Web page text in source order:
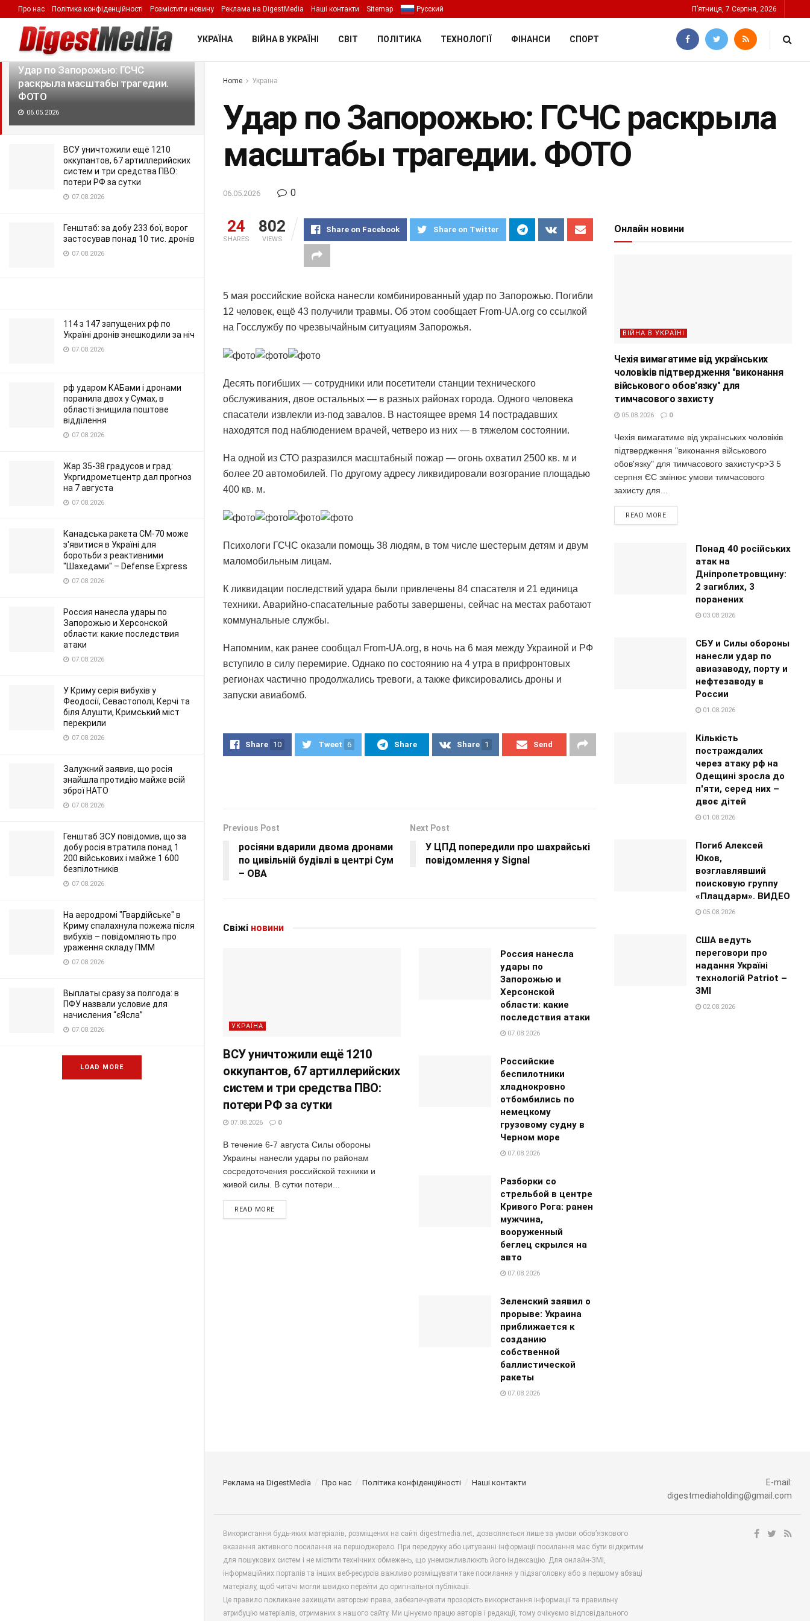
LATEST TRENDING Filter
Удар по Запорожью: ГСЧС
раскрыла масштабы трагедии.
ФОТО
06.05.2026
ВСУ уничтожили ещё 1210
оккупантов, 67 артиллерийских
систем и три средства ПВО:
потери РФ за сутки
07.08.2026
Генштаб: за добу 233 бої, ворог
застосував понад 10 тис. дронів
07.08.2026
114 з 147 запущених рф по
Україні дронів знешкодили за ніч
07.08.2026
рф ударом КАБами і дронами
поранила двох у Сумах, в
області знищила поштове
відділення
07.08.2026
Жар 35-38 градусов и град:
Укргидрометцентр дал прогноз
на 7 августа
07.08.2026
Канадська ракета CM-70 може
з'явитися в Україні для
боротьби з реактивними
"Шахедами" – Defense Express
07.08.2026
Россия нанесла удары по
Запорожью и Херсонской
области: какие последствия
атаки
07.08.2026
У Криму серія вибухів у
Феодосії, Севастополі, Керчі та
біля Алушти, Кримський міст
перекрили
07.08.2026
Залужний заявив, що росія
знайшла протидію майже всій
зброї НАТО
07.08.2026
Генштаб ЗСУ повідомив, що за
добу росія втратила понад 1
200 військових і майже 1 600
безпілотників
07.08.2026
На аеродромі "Гвардійське" в
Криму спалахнула пожежа після
вибухів – повідомляють про
ураження складу ПММ
07.08.2026
Выплаты сразу за полгода: в
ПФУ назвали условие для
начисления “єЯсла”
07.08.2026
LOAD MORE
Про нас Політика конфіденційності Розмістити новину Реклама на DigestMedia Наші контакти Sitemap Русский П’ятниця, 7 Серпня, 2026
УКРАЇНА ВІЙНА В УКРАЇНІ СВІТ ПОЛІТИКА ТЕХНОЛОГІЇ ФІНАНСИ СПОРТ
Home Україна
Удар по Запорожью: ГСЧС раскрыла
масштабы трагедии. ФОТО
06.05.2026 0
24
SHARES
802
VIEWS
Share on Facebook Share on Twitter
5 мая российские войска нанесли комбинированный удар по Запорожью. Погибли
12 человек, ещё 43 получили травмы. Об этом сообщает From-UA.org со ссылкой
на Госслужбу по чрезвычайным ситуациям Запорожья.
Десять погибших — сотрудники или посетители станции технического
обслуживания, двое остальных — в разных районах города. Одного человека
спасатели извлекли из-под завалов. В настоящее время 14 пострадавших
находятся под наблюдением врачей, четверо из них — в тяжелом состоянии.
На одной из СТО разразился масштабный пожар — огонь охватил 2500 кв. м и
более 20 автомобилей. По другому адресу ликвидировали возгорание площадью
400 кв. м.
Психологи ГСЧС оказали помощь 38 людям, в том числе шестерым детям и двум
маломобильным лицам.
К ликвидации последствий удара были привлечены 84 спасателя и 21 единица
техники. Аварийно-спасательные работы завершены, сейчас на местах работают
коммунальные службы.
Напомним, как ранее сообщал From-UA.org, в ночь на 6 мая между Украиной и РФ
вступило в силу перемирие. Однако по состоянию на 4 утра в прифронтовых
регионах частично продолжались тревоги, а также фиксировались дроны и
запуски авиабомб.
Share 10 Tweet 6 Share Share 1 Send
Previous Post
росіяни вдарили двома дронами
по цивільній будівлі в центрі Сум
– ОВА
Next Post
У ЦПД попередили про шахрайські
повідомлення у Signal
Свіжі новини
УКРАЇНА
ВСУ уничтожили ещё 1210
оккупантов, 67 артиллерийских
систем и три средства ПВО:
потери РФ за сутки
07.08.2026 0
В течение 6-7 августа Силы обороны
Украины нанесли удары по районам
сосредоточения российской техники и
живой силы. В сутки потери...
READ MORE
Россия нанесла
удары по
Запорожью и
Херсонской
области: какие
последствия атаки
07.08.2026
Российские
беспилотники
хладнокровно
отбомбились по
немецкому
грузовому судну в
Черном море
07.08.2026
Разборки со
стрельбой в центре
Кривого Рога: ранен
мужчина,
вооруженный
беглец скрылся на
авто
07.08.2026
Зеленский заявил о
прорыве: Украина
приближается к
созданию
собственной
баллистической
ракеты
07.08.2026
Онлайн новини
ВІЙНА В УКРАЇНІ
Чехія вимагатиме від українських
чоловіків підтвердження "виконання
військового обов'язку" для
тимчасового захисту
05.08.2026 0
Чехія вимагатиме від українських чоловіків
підтвердження "виконання військового
обов'язку" для тимчасового захисту<p>З 5
серпня ЄС змінює умови тимчасового
захисту для...
READ MORE
Понад 40 російських
атак на
Дніпропетровщину:
2 загиблих, 3
поранених
03.08.2026
СБУ и Силы обороны
нанесли удар по
авиазаводу, порту и
нефтезаводу в
России
01.08.2026
Кількість
постраждалих
через атаку рф на
Одещині зросла до
п'яти, серед них –
двоє дітей
01.08.2026
Погиб Алексей
Юков,
возглавлявший
поисковую группу
«Плацдарм». ВИДЕО
05.08.2026
США ведуть
переговори про
надання Україні
технологій Patriot –
ЗМІ
02.08.2026
Реклама на DigestMedia Про нас Політика конфіденційності Наші контакти
E-mail:
digestmediaholding@gmail.com
Використання будь-яких матеріалів, розміщених на сайті digestmedia.net, дозволяється лише за умови обов’язкового
вказання активного посилання на першоджерело. При передруку або цитуванні інформації посилання має бути відкритим
для пошукових систем і не містити технічних обмежень, що унеможливлюють його індексацію. Для онлайн-ЗМІ,
інформаційних порталів та інших веб-ресурсів важливо розміщувати таке посилання у підзаголовку або в першому абзаці
матеріалу, щоб читачі могли швидко перейти до оригінальної публікації.
Це правило покликане захищати авторські права, забезпечувати прозорість використання інформації та правильну
атрибуцію матеріалів, отриманих з нашого сайту. Ми цінуємо працю авторів і редакції, тому очікуємо відповідального